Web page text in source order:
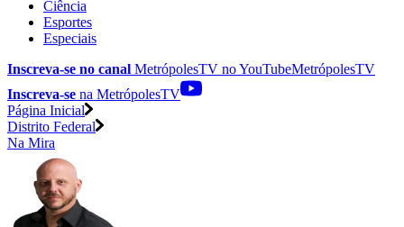
Ciência
Esportes
Especiais
Inscreva-se no canal MetrópolesTV noYouTubeMetrópolesTV
Inscreva-se na MetrópolesTV
Página Inicial
Distrito Federal
Na Mira